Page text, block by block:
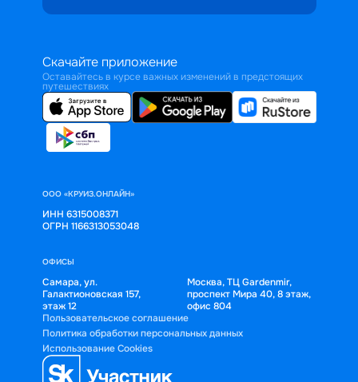
Скачайте приложение
Оставайтесь в курсе важных изменений в предстоящих
путешествиях
ООО «КРУИЗ.ОНЛАЙН»
ИНН 6315008371
ОГРН 1166313053048
ОФИСЫ
Самара, ул.
Галактионовская 157,
этаж 12
Москва, ТЦ Gardenmir,
проспект Мира 40, 8 этаж,
офис 804
Пользовательское соглашение
Политика обработки персональных данных
Использование Cookies